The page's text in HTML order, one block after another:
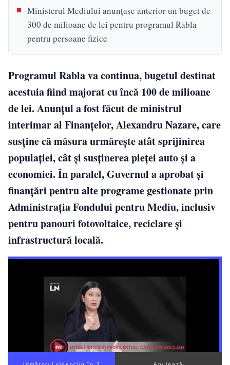
Ministerul Mediului anunțase anterior un buget de
300 de milioane de lei pentru programul Rabla
pentru persoane fizice
Programul Rabla va continua, bugetul destinat
acestuia fiind majorat cu încă 100 de milioane
de lei. Anunțul a fost făcut de ministrul
interimar al Finanțelor, Alexandru Nazare, care
susține că măsura urmărește atât sprijinirea
populației, cât și susținerea pieței auto și a
economiei. În paralel, Guvernul a aprobat și
finanțări pentru alte programe gestionate prin
Administrația Fondului pentru Mediu, inclusiv
pentru panouri fotovoltaice, reciclare și
infrastructură locală.